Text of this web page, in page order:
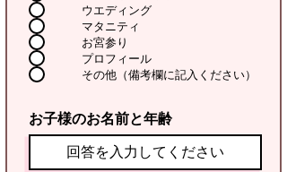
ウエディング
マタニティ
お宮参り
プロフィール
その他（備考欄に記入ください）
お子様のお名前と年齢